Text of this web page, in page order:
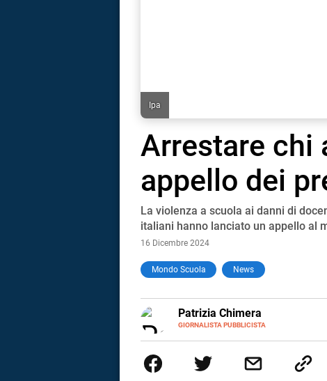
Ipa
Arrestare chi
appello dei
La violenza a scuola ai danni di
italiani hanno lanciato un appello al
16 Dicembre 2024
Mondo Scuola News
Patrizia Chimera
GIORNALISTA PUBBLICISTA
E-
MAIL
LINKEDIN
comunicazione specializzandosi